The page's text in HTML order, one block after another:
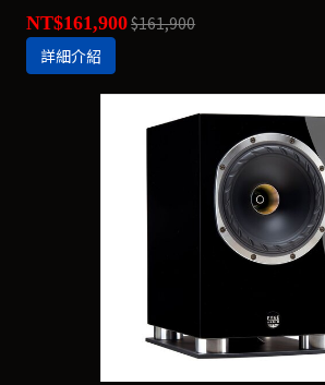
NT$161,900$161,900
詳細介紹